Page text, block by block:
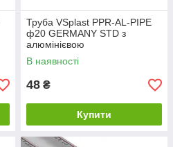
Труба VSplast PPR-AL-PIPE
ф20 GERMANY STD з
алюмінієвою
фольгою(червона упаковка)
В наявності
48 ₴
Купити